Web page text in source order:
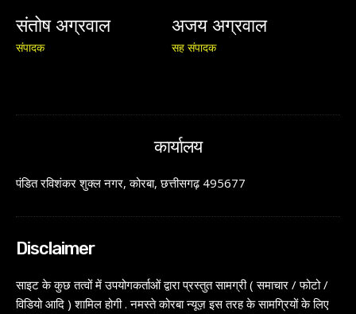
संतोष अग्रवाल
संपादक
अजय अग्रवाल
सह संपादक
कार्यालय
पंडित रविशंकर शुक्ल नगर, कोरबा, छत्तीसगढ़ 495677
Disclaimer
साइट के कुछ तत्वों में उपयोगकर्ताओं द्वारा प्रस्तुत सामग्री ( समाचार / फोटो /
विडियो आदि ) शामिल होगी . नमस्ते कोरबा न्यूज़ इस तरह के सामग्रियों के लिए